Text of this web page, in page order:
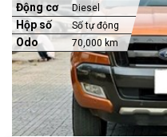
Động cơ Diesel
Hộp số Số tự động
Odo 70,000 km